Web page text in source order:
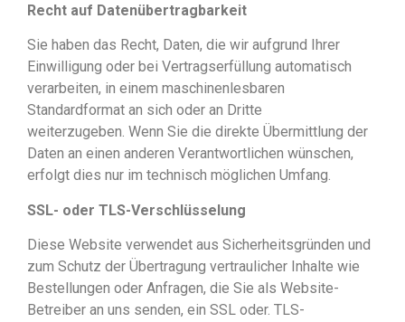
Recht auf Datenübertragbarkeit
Sie haben das Recht, Daten, die wir aufgrund Ihrer
Einwilligung oder bei Vertragserfüllung automatisch
verarbeiten, in einem maschinenlesbaren
Standardformat an sich oder an Dritte
weiterzugeben. Wenn Sie die direkte Übermittlung der
Daten an einen anderen Verantwortlichen wünschen,
erfolgt dies nur im technisch möglichen Umfang.
SSL- oder TLS-Verschlüsselung
Diese Website verwendet aus Sicherheitsgründen und
zum Schutz der Übertragung vertraulicher Inhalte wie
Bestellungen oder Anfragen, die Sie als Website-
Betreiber an uns senden, ein SSL oder. TLS-